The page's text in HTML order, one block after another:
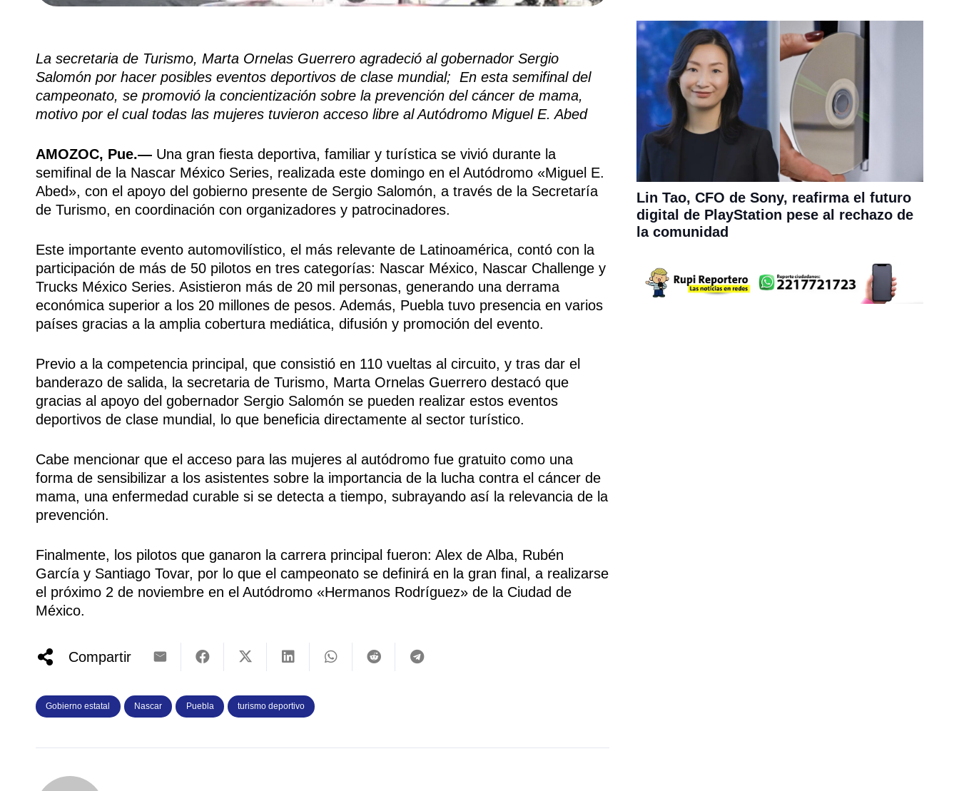
La secretaria de Turismo, Marta Ornelas Guerrero agradeció al gobernador Sergio
Salomón por hacer posibles eventos deportivos de clase mundial; En esta semifinal del
campeonato, se promovió la concientización sobre la prevención del cáncer de mama,
motivo por el cual todas las mujeres tuvieron acceso libre al Autódromo Miguel E. Abed
AMOZOC, Pue.— Una gran fiesta deportiva, familiar y turística se vivió durante la
semifinal de la Nascar México Series, realizada este domingo en el Autódromo «Miguel E.
Abed», con el apoyo del gobierno presente de Sergio Salomón, a través de la Secretaría
de Turismo, en coordinación con organizadores y patrocinadores.
Este importante evento automovilístico, el más relevante de Latinoamérica, contó con la
participación de más de 50 pilotos en tres categorías: Nascar México, Nascar Challenge y
Trucks México Series. Asistieron más de 20 mil personas, generando una derrama
económica superior a los 20 millones de pesos. Además, Puebla tuvo presencia en varios
países gracias a la amplia cobertura mediática, difusión y promoción del evento.
Previo a la competencia principal, que consistió en 110 vueltas al circuito, y tras dar el
banderazo de salida, la secretaria de Turismo, Marta Ornelas Guerrero destacó que
gracias al apoyo del gobernador Sergio Salomón se pueden realizar estos eventos
deportivos de clase mundial, lo que beneficia directamente al sector turístico.
Cabe mencionar que el acceso para las mujeres al autódromo fue gratuito como una
forma de sensibilizar a los asistentes sobre la importancia de la lucha contra el cáncer de
mama, una enfermedad curable si se detecta a tiempo, subrayando así la relevancia de la
prevención.
Finalmente, los pilotos que ganaron la carrera principal fueron: Alex de Alba, Rubén
García y Santiago Tovar, por lo que el campeonato se definirá en la gran final, a realizarse
el próximo 2 de noviembre en el Autódromo «Hermanos Rodríguez» de la Ciudad de
México.
Compartir
Gobierno estatal Nascar Puebla turismo deportivo
Lin Tao, CFO de Sony, reafirma el futuro
digital de PlayStation pese al rechazo de
la comunidad